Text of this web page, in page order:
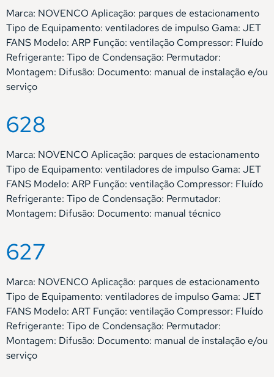
Marca: NOVENCO Aplicação: parques de estacionamento
Tipo de Equipamento: ventiladores de impulso Gama: JET
FANS Modelo: ARP Função: ventilação Compressor: Fluído
Refrigerante: Tipo de Condensação: Permutador:
Montagem: Difusão: Documento: manual de instalação e/ou
serviço
628
Marca: NOVENCO Aplicação: parques de estacionamento
Tipo de Equipamento: ventiladores de impulso Gama: JET
FANS Modelo: ARP Função: ventilação Compressor: Fluído
Refrigerante: Tipo de Condensação: Permutador:
Montagem: Difusão: Documento: manual técnico
627
Marca: NOVENCO Aplicação: parques de estacionamento
Tipo de Equipamento: ventiladores de impulso Gama: JET
FANS Modelo: ART Função: ventilação Compressor: Fluído
Refrigerante: Tipo de Condensação: Permutador:
Montagem: Difusão: Documento: manual de instalação e/ou
serviço